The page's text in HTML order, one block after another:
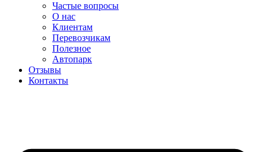
Частые вопросы
О нас
Клиентам
Перевозчикам
Полезное
Автопарк
Отзывы
Контакты